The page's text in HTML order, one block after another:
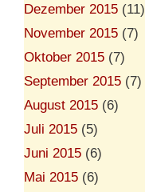
Dezember 2015 (11)
November 2015 (7)
Oktober 2015 (7)
September 2015 (7)
August 2015 (6)
Juli 2015 (5)
Juni 2015 (6)
Mai 2015 (6)